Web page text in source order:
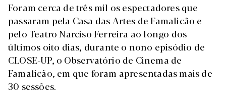
Foram cerca de três mil os espectadores que
passaram pela Casa das Artes de Famalicão e
pelo Teatro Narciso Ferreira ao longo dos
últimos oito dias, durante o nono episódio de
CLOSE-UP, o Observatório de Cinema de
Famalicão, em que foram apresentadas mais de
30 sessões.